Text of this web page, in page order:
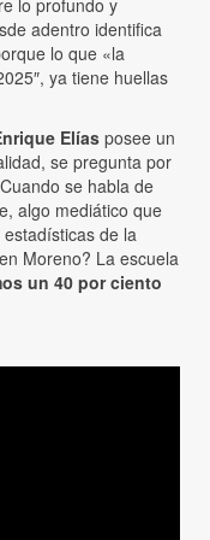
lo profundo y
adentro identifica
lo que «la
ya tiene huellas
Elías posee un
se pregunta por
se habla de
algo mediático que
de la
Moreno? La escuela
un 40 por ciento